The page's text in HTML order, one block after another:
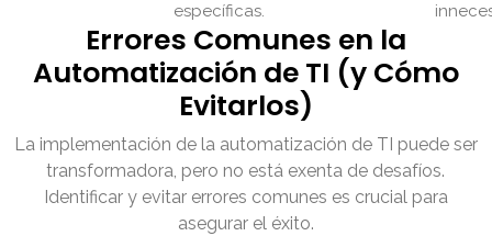
específicas.
Errores Comunes en la
Automatización de TI (y Cómo
Evitarlos)
La implementación de la automatización de TI puede ser
transformadora, pero no está exenta de desafíos.
Identificar y evitar errores comunes es crucial para
asegurar el éxito.